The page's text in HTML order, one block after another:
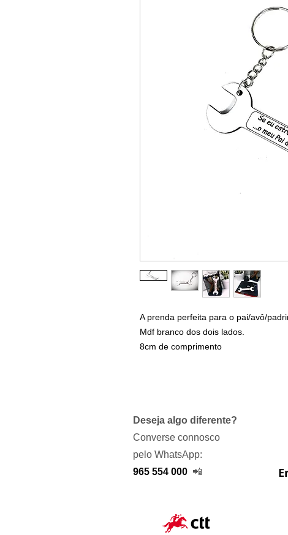
A prenda perfeita para o pai/avô/
Mdf branco dos dois lados.
8cm de comprimento
Deseja algo diferente?
Converse connosco
pelo WhatsApp:
965 554 000 📲